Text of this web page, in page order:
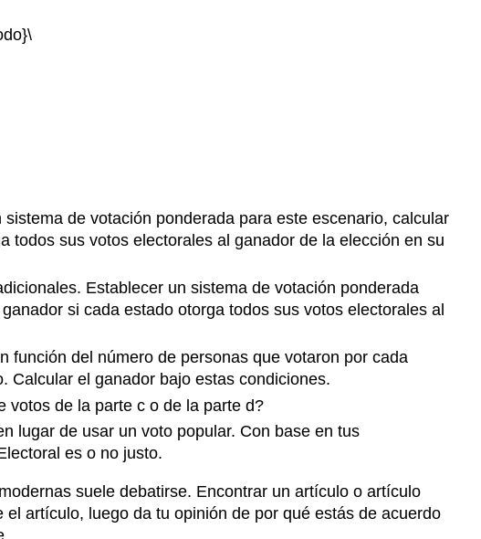
de votación ponderada para este escenario, calcular
todos sus votos electorales al ganador de la elección en su
Establecer un sistema de votación ponderada
si cada estado otorga todos sus votos electorales al
función del número de personas que votaron por cada
Calcular el ganador bajo estas condiciones.
votos de la parte c o de la parte d?
lugar de usar un voto popular. Con base en tus
es o no justo.
suele debatirse. Encontrar un artículo o artículo
artículo, luego da tu opinión de por qué estás de acuerdo